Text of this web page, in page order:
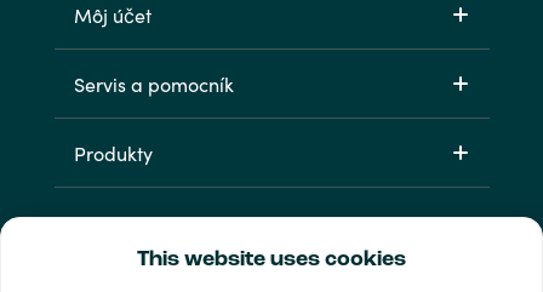
This website uses cookies
Môj účet
Servis a pomocník
Produkty